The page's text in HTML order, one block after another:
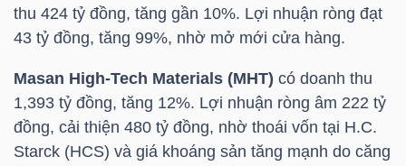
thu 424 tỷ đồng, tăng gần 10%. Lợi nhuận ròng đạt
43 tỷ đồng, tăng 99%, nhờ mở mới cửa hàng.
Masan High-Tech Materials (MHT) có doanh thu
1,393 tỷ đồng, tăng 12%. Lợi nhuận ròng âm 222 tỷ
đồng, cải thiện 480 tỷ đồng, nhờ thoái vốn tại H.C.
Starck (HCS) và giá khoáng sản tăng mạnh do căng